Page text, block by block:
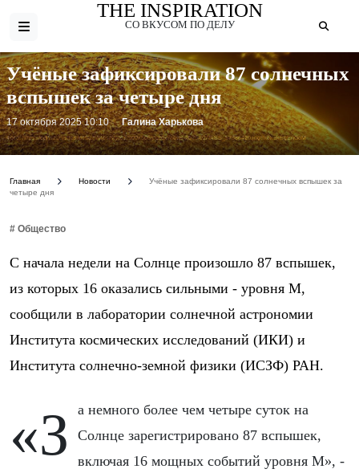
THE INSPIRATION
СО ВКУСОМ ПО ДЕЛУ
Фото: https://cdn.iz.ru/sites/default/files/styles/900x506/public/news-2025-02/TASS_57986420.jpg?itok=kEgEnGoM
Учёные зафиксировали 87 солнечных
вспышек за четыре дня
17 октября 2025 10:10 Галина Харькова
Главная Новости
Учёные зафиксировали 87 солнечных вспышек за
четыре дня
# Общество
С начала недели на Солнце произошло 87 вспышек,
из которых 16 оказались сильными - уровня M,
сообщили в лаборатории солнечной астрономии
Института космических исследований (ИКИ) и
Института солнечно-земной физики (ИСЗФ) РАН.
«За немного более чем четыре суток на
Солнце зарегистрировано 87 вспышек,
включая 16 мощных событий уровня M», -